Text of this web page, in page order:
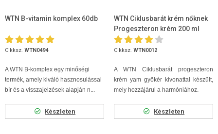
WTN B-vitamin komplex 60db
Cikksz. WTN0494
A WTN B-komplex egy minőségi
termék, amely kiváló hasznosulással
bír és a visszajelzések alapján n...
Készleten
WTN Ciklusbarát krém nőknek
Progeszteron krém 200 ml
Cikksz. WTN0012
A WTN Ciklusbarát progeszteron
krém yam gyökér kivonattal készült,
mely hozzájárul a harmóniához.
Készleten